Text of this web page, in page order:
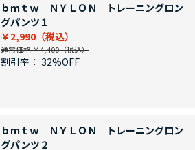
ｂｍｔｗ ＮＹＬＯＮ トレーニングロン
グパンツ１
￥2,990
通常価格 ￥4,400
割引率： 32%OFF
ｂｍｔｗ ＮＹＬＯＮ トレーニングロン
グパンツ２